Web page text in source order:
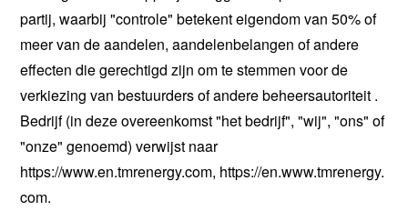
partij, waarbij "controle" betekent eigendom van 50% of
meer van de aandelen, aandelenbelangen of andere
effecten die gerechtigd zijn om te stemmen voor de
verkiezing van bestuurders of andere beheersautoriteit .
Bedrijf (in deze overeenkomst "het bedrijf", "wij", "ons" of
"onze" genoemd) verwijst naar
https://www.en.tmrenergy.com, https://en.www.tmrenergy.
com.